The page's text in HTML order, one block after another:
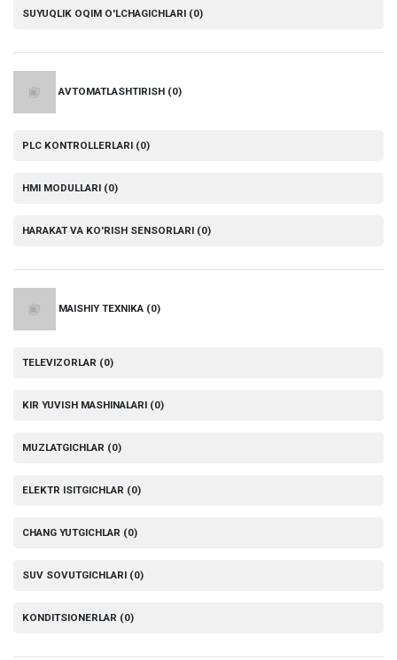
SUYUQLIK OQIM O'LCHAGICHLARI (0)
AVTOMATLASHTIRISH (0)
PLC KONTROLLERLARI (0)
HMI MODULLARI (0)
HARAKAT VA KO'RISH SENSORLARI (0)
MAISHIY TEXNIKA (0)
TELEVIZORLAR (0)
KIR YUVISH MASHINALARI (0)
MUZLATGICHLAR (0)
ELEKTR ISITGICHLAR (0)
CHANG YUTGICHLAR (0)
SUV SOVUTGICHLARI (0)
KONDITSIONERLAR (0)